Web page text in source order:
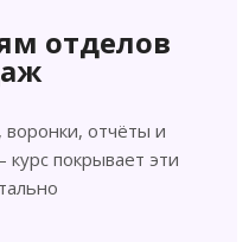
отделов
отчёты и
покрывает эти